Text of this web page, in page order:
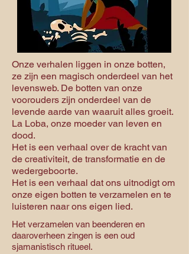
Onze verhalen liggen in onze botten,
ze zijn een magisch onderdeel van het
levensweb. De botten van onze
voorouders zijn onderdeel van de
levende aarde van waaruit alles groeit.
La Loba, onze moeder van leven en
dood.
Het is een verhaal over de kracht van
de creativiteit, de transformatie en de
wedergeboorte.
Het is een verhaal dat ons uitnodigt om
onze eigen botten te verzamelen en te
luisteren naar ons eigen lied.
Het verzamelen van beenderen en
daaroverheen zingen is een oud
sjamanistisch ritueel.